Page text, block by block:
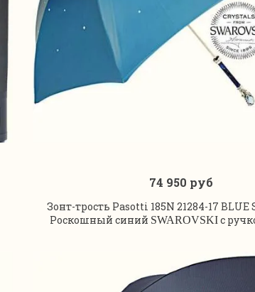
В корзину
74 950 руб
Зонт-трость Pasotti 185N 21284-17 BLUE
Роскошный синий SWAROVSKIс